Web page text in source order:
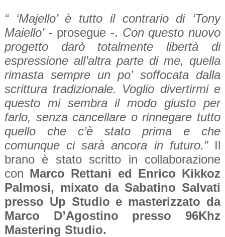
“ ‘Majello’ è tutto il contrario di ‘Tony
Maiello’- prosegue -. Con questo nuovo
progetto darò totalmente libertà di
espressione all’altra parte di me, quella
rimasta sempre un po' soffocata dalla
scrittura tradizionale. Voglio divertirmi e
questo mi sembra il modo giusto per
farlo, senza cancellare o rinnegare tutto
quello che c’è stato prima e che
comunque ci sarà ancora in futuro.” Il
brano è stato scritto in collaborazione
con Marco Rettani ed Enrico Kikkoz
Palmosi, mixato da Sabatino Salvati
presso Up Studio e masterizzato da
Marco D’Agostino presso 96Khz
Mastering Studio.